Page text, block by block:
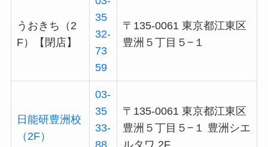
うおきち（2
F）【閉店】
35
32-
73
59
〒135-0061 東京都江東区
豊洲５丁目５−１
日能研豊洲校
（2F）
03-
35
33-
〒135-0061 東京都江東区
豊洲５丁目５−１ 豊洲シエ